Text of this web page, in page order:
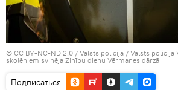
© CC BY-NC-ND 2.0 / Valsts policija / Valsts policija
skolēniem svinēja Zinību dienu Vērmanes dārzā
Подписаться